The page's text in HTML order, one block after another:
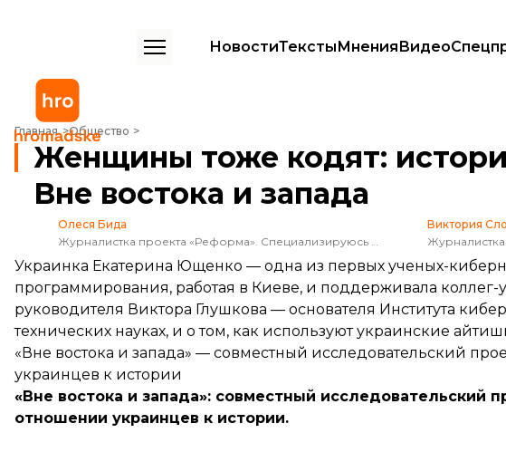
НовостиТекстыМненияВидео
Главная Общество
Женщины тоже кодят: история, которая началась в 1950-е | Вне востока и запада
Женщины тоже кодят:
Вне востока и запада
Олеся Бида
Журналистка проекта «Реформа». Специализируюсь на темах охраны здоровья, образования, социальной защиты и децентрализации. Считаю, что реформы лучше всего освещать на примере историй людей.
Виктория
Украинка Екатерина Ющенко — одна из первых ученых-
программирования, работая в Киеве, и поддерживала
руководителя Виктора Глушкова — основателя Института
технических науках, и о том, как используют украинские
«Вне востока и запада» — совместный исследовательский
украинцев к истории
«Вне востока и запада»: совместный исследовательский
отношении украинцев к истории.